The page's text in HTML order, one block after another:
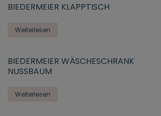
BIEDERMEIER KLAPPTISCH
Weiterlesen
BIEDERMEIER WÄSCHESCHRANK
NUSSBAUM
Weiterlesen